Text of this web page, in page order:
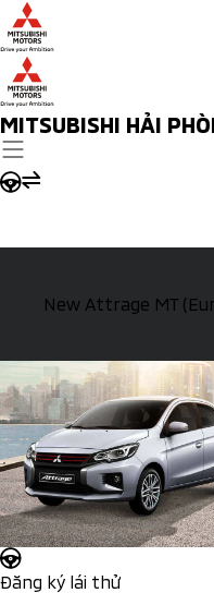
MITSUBISHI HẢI
New Attrage MT
Đăng ký lái thử